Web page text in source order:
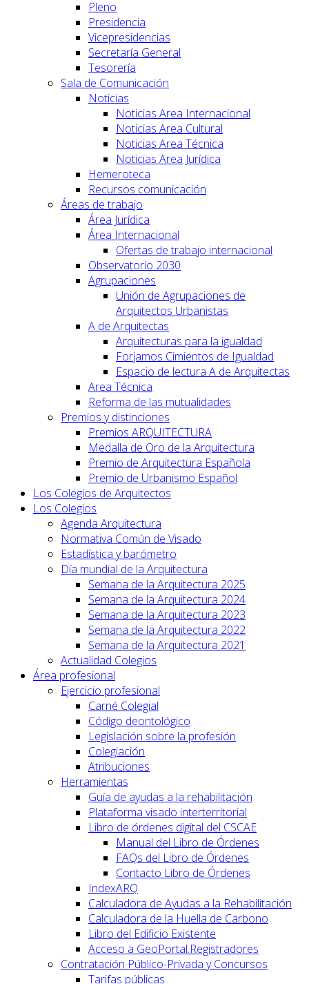
Pleno
Presidencia
Vicepresidencias
Secretaría General
Tesorería
Sala de Comunicación
Noticias
Noticias Area Internacional
Noticias Area Cultural
Noticias Area Técnica
Noticias Area Jurídica
Hemeroteca
Recursos comunicación
Áreas de trabajo
Área Jurídica
Área Internacional
Ofertas de trabajo internacional
Observatorio 2030
Agrupaciones
Unión de Agrupaciones de
Arquitectos Urbanistas
A de Arquitectas
Arquitecturas para la igualdad
Forjamos Cimientos de Igualdad
Espacio de lectura A de Arquitectas
Area Técnica
Reforma de las mutualidades
Premios y distinciones
Premios ARQUITECTURA
Medalla de Oro de la Arquitectura
Premio de Arquitectura Española
Premio de Urbanismo Español
Los Colegios de Arquitectos
Los Colegios
Agenda Arquitectura
Normativa Común de Visado
Estadística y barómetro
Día mundial de la Arquitectura
Semana de la Arquitectura 2025
Semana de la Arquitectura 2024
Semana de la Arquitectura 2023
Semana de la Arquitectura 2022
Semana de la Arquitectura 2021
Actualidad Colegios
Área profesional
Ejercicio profesional
Carné Colegial
Código deontológico
Legislación sobre la profesión
Colegiación
Atribuciones
Herramientas
Guía de ayudas a la rehabilitación
Plataforma visado interterritorial
Libro de órdenes digital del CSCAE
Manual del Libro de Órdenes
FAQs del Libro de Órdenes
Contacto Libro de Órdenes
IndexARQ
Calculadora de Ayudas a la Rehabilitación
Calculadora de la Huella de Carbono
Libro del Edificio Existente
Acceso a GeoPortal.Registradores
Contratación Público-Privada y Concursos
Tarifas públicas